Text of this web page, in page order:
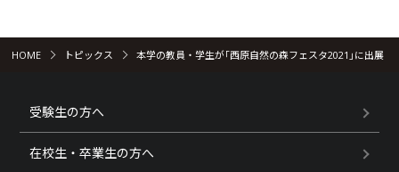
HOME トピックス 本学の教員・学生が｢西原自然の森フェスタ2021｣に出展
受験生の方へ
在校生・卒業生の方へ